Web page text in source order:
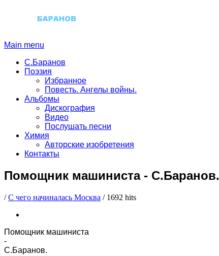
Main menu
С.Баранов
Поэзия
Избранное
Повесть. Ангелы войны.
Альбомы
Дискография
Видео
Послушать песни
Химия
Авторские изобретения
Контакты
Помощник машиниста - С.Баранов.
/ С чего начиналась Москва /1692 hits
Помощник машиниста
-
С.Баранов.